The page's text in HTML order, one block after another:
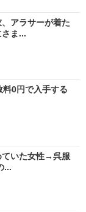
、アラサーが着た
ま...
0円で入手する
ていた女性→呉服
...